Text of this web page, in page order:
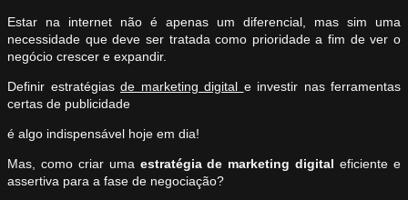
Estar na internet não é apenas um diferencial, mas sim uma
necessidade que deve ser tratada como prioridade a fim de ver o
negócio crescer e expandir.
Definir estratégias de marketing digital e investir nas ferramentas
certas de publicidade
é algo indispensável hoje em dia!
Mas, como criar uma estratégia de marketing digitaleficiente e
assertiva para a fase de negociação?